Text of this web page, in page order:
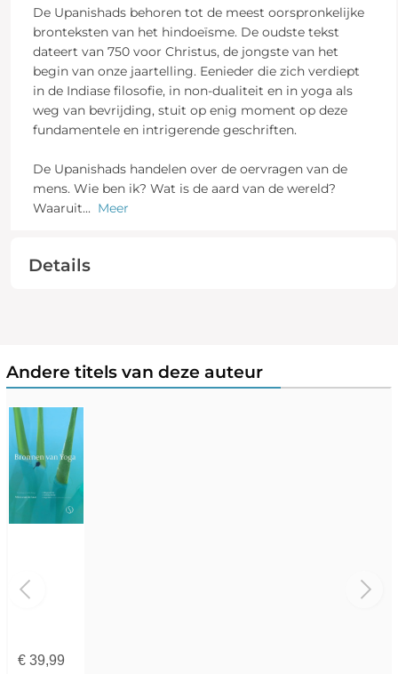
De Upanishads behoren tot de meest oorspronkelijke
bronteksten van het hindoeïsme. De oudste tekst
dateert van 750 voor Christus, de jongste van het
begin van onze jaartelling. Eenieder die zich verdiept
in de Indiase filosofie, in non-dualiteit en in yoga als
weg van bevrijding, stuit op enig moment op deze
fundamentele en intrigerende geschriften.
De Upanishads handelen over de oervragen van de
mens. Wie ben ik? Wat is de aard van de wereld?
Waaruit... Meer
Details
Andere titels van deze auteur
€39,99